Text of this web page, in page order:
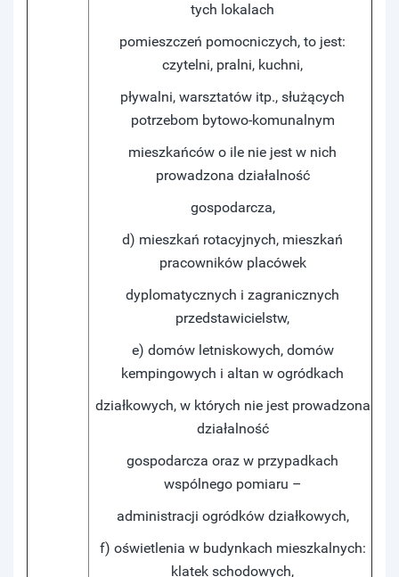
tych lokalach
pomieszczeń pomocniczych, to jest:
czytelni, pralni, kuchni,
pływalni, warsztatów itp., służących
potrzebom bytowo-komunalnym
mieszkańców o ile nie jest w nich
prowadzona działalność
gospodarcza,
d) mieszkań rotacyjnych, mieszkań
pracowników placówek
dyplomatycznych i zagranicznych
przedstawicielstw,
e) domów letniskowych, domów
kempingowych i altan w ogródkach
działkowych, w których nie jest prowadzona
działalność
gospodarcza oraz w przypadkach
wspólnego pomiaru –
administracji ogródków działkowych,
f) oświetlenia w budynkach mieszkalnych:
klatek schodowych,